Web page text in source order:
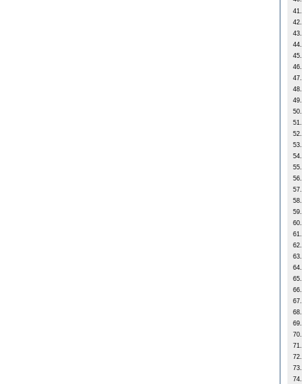
41.
42.
43.
44.
45.
46.
47.
48.
49.
50.
51.
52.
53.
54.
55.
56.
57.
58.
59.
60.
61.
62.
63.
64.
65.
66.
67.
68.
69.
70.
71.
72.
73.
74.